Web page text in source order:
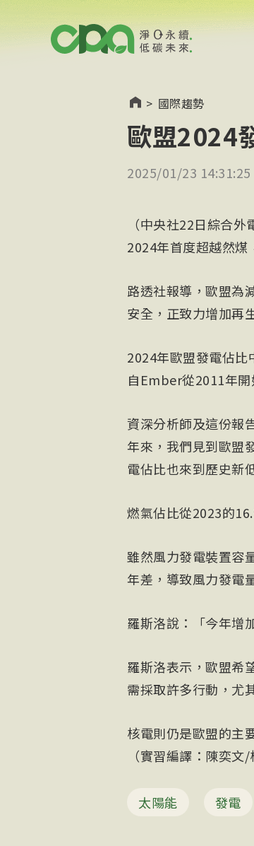
> 國際趨勢
歐盟2024
2025/01/23 14:31:25
（中央社22日綜合
2024年首度超越然煤
路透社報導，歐盟為
安全，正致力增加再
2024年歐盟發電佔
自Ember從2011年
資深分析師及這份報
年來，我們見到歐盟
電佔比也來到歷史新
燃氣佔比從2023的
雖然風力發電裝置容
年差，導致風力發電
羅斯洛說：「今年增
羅斯洛表示，歐盟希
需採取許多行動，尤
核電則仍是歐盟的主
（實習編譯：陳奕
太陽能 發電